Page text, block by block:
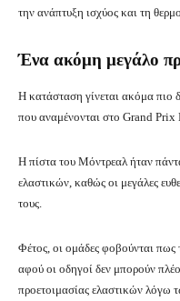
την ανάπτυξη ισχύος και τη
Ένα ακόμη μεγάλο
Η κατάσταση γίνεται ακόμα
που αναμένονται στο Grand Prix
Η πίστα του Μόντρεαλ ήταν
ελαστικών, καθώς οι μεγάλες
τους.
Φέτος, οι ομάδες φοβούνται πως
αφού οι οδηγοί δεν μπορούν
προετοιμασίας ελαστικών λόγω